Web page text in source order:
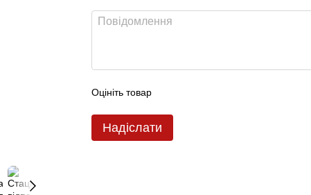
Оцініть товар
Надіслати